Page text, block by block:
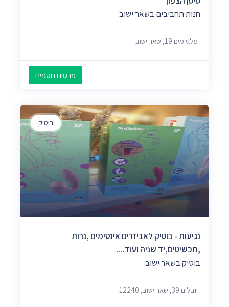
חנות תחביבים בשאר ישוב
פלגי מים 19, שאר ישוב
פרטים נוספים
בוטיק
נגיעות - בוטיק לאביזרים אינטימים ,נרות
,תכשיטים,יד שניה ועוד....
בוטיק בשאר ישוב
יובלים 39, שאר ישוב, 12240